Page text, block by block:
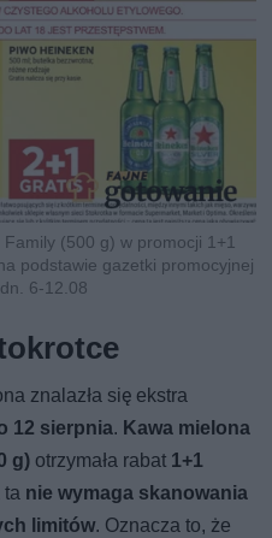
(500 g) w promocji 1+1
podstawie gazetki promocyjnej
6-12.08
znalazła się ekstra
12 sierpnia. Kawa mielona
g) otrzymała rabat 1+1
nie wymaga skanowania
limitów. Oznacza to, że